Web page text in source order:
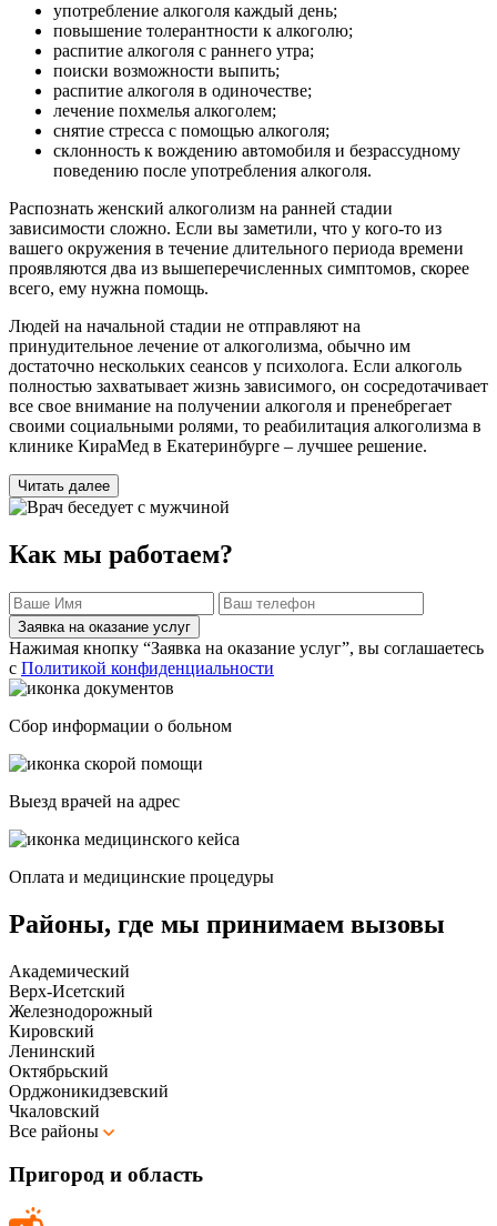
употребление алкоголя каждый день;
повышение толерантности к алкоголю;
распитие алкоголя с раннего утра;
поиски возможности выпить;
распитие алкоголя в одиночестве;
лечение похмелья алкоголем;
снятие стресса с помощью алкоголя;
склонность к вождению автомобиля и безрассудному
поведению после употребления алкоголя.
Распознать женский алкоголизм на ранней стадии
зависимости сложно. Если вы заметили, что у кого-то из
вашего окружения в течение длительного периода времени
проявляются два из вышеперечисленных симптомов, скорее
всего, ему нужна помощь.
Людей на начальной стадии не отправляют на
принудительное лечение от алкоголизма, обычно им
достаточно нескольких сеансов у психолога. Если алкоголь
полностью захватывает жизнь зависимого, он сосредотачивает
все свое внимание на получении алкоголя и пренебрегает
своими социальными ролями, то реабилитация алкоголизма в
клинике КираМед в Екатеринбурге – лучшее решение.
Читать далее
Как мы работаем?
Заявка на оказание услуг
Нажимая кнопку “Заявка на оказание услуг”, вы соглашаетесь
с Политикой конфиденциальности
Сбор информации о больном
Выезд врачей на адрес
Оплата и медицинские процедуры
Районы, где мы принимаем вызовы
Академический
Верх-Исетский
Железнодорожный
Кировский
Ленинский
Октябрьский
Орджоникидзевский
Чкаловский
Все районы
Пригород и область